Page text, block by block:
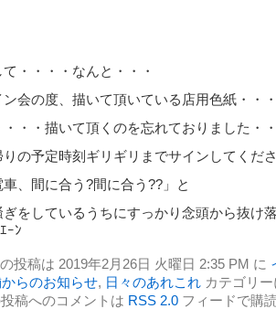
て・・・・なんと・・・
ン会の度、描いて頂いている店用色紙・・
・・・描いて頂くのを忘れておりました・
りの予定時刻ギリギリまでサインしてくだ
車、間に合う?間に合う??」と
ぎをしているうちにすっかり念頭から抜け
ｰﾝ
投稿は 2019年2月26日 火曜日 2:35 PM に
らのお知らせ, 日々のあれこれカテゴリー
稿へのコメントは RSS 2.0フィードで購